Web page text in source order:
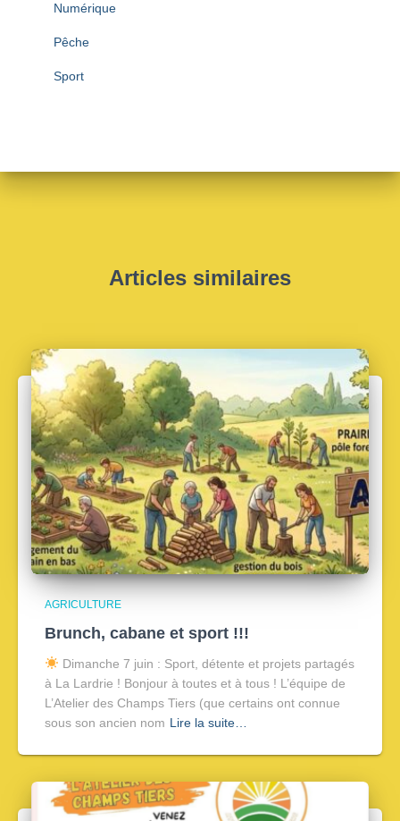
Numérique
Pêche
Sport
Articles similaires
AGRICULTURE
Brunch, cabane et sport !!!
Dimanche 7 juin : Sport, détente et projets partagés
à La Lardrie ! Bonjour à toutes et à tous ! L’équipe de
L’Atelier des Champs Tiers (que certains ont connue
sous son ancien nom Lire la suite…